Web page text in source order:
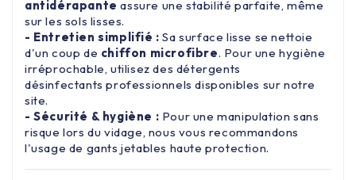
antidérapante assure une stabilité parfaite, même
sur les sols lisses.
- Entretien simplifié : Sa surface lisse se nettoie
d'un coup de chiffon microfibre. Pour une hygiène
irréprochable, utilisez des détergents
désinfectants professionnels disponibles sur notre
site.
- Sécurité & hygiène : Pour une manipulation sans
risque lors du vidage, nous vous recommandons
l'usage de gants jetables haute protection.